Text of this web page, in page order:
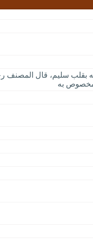
بقلب سليم، قال
ومخصوص به